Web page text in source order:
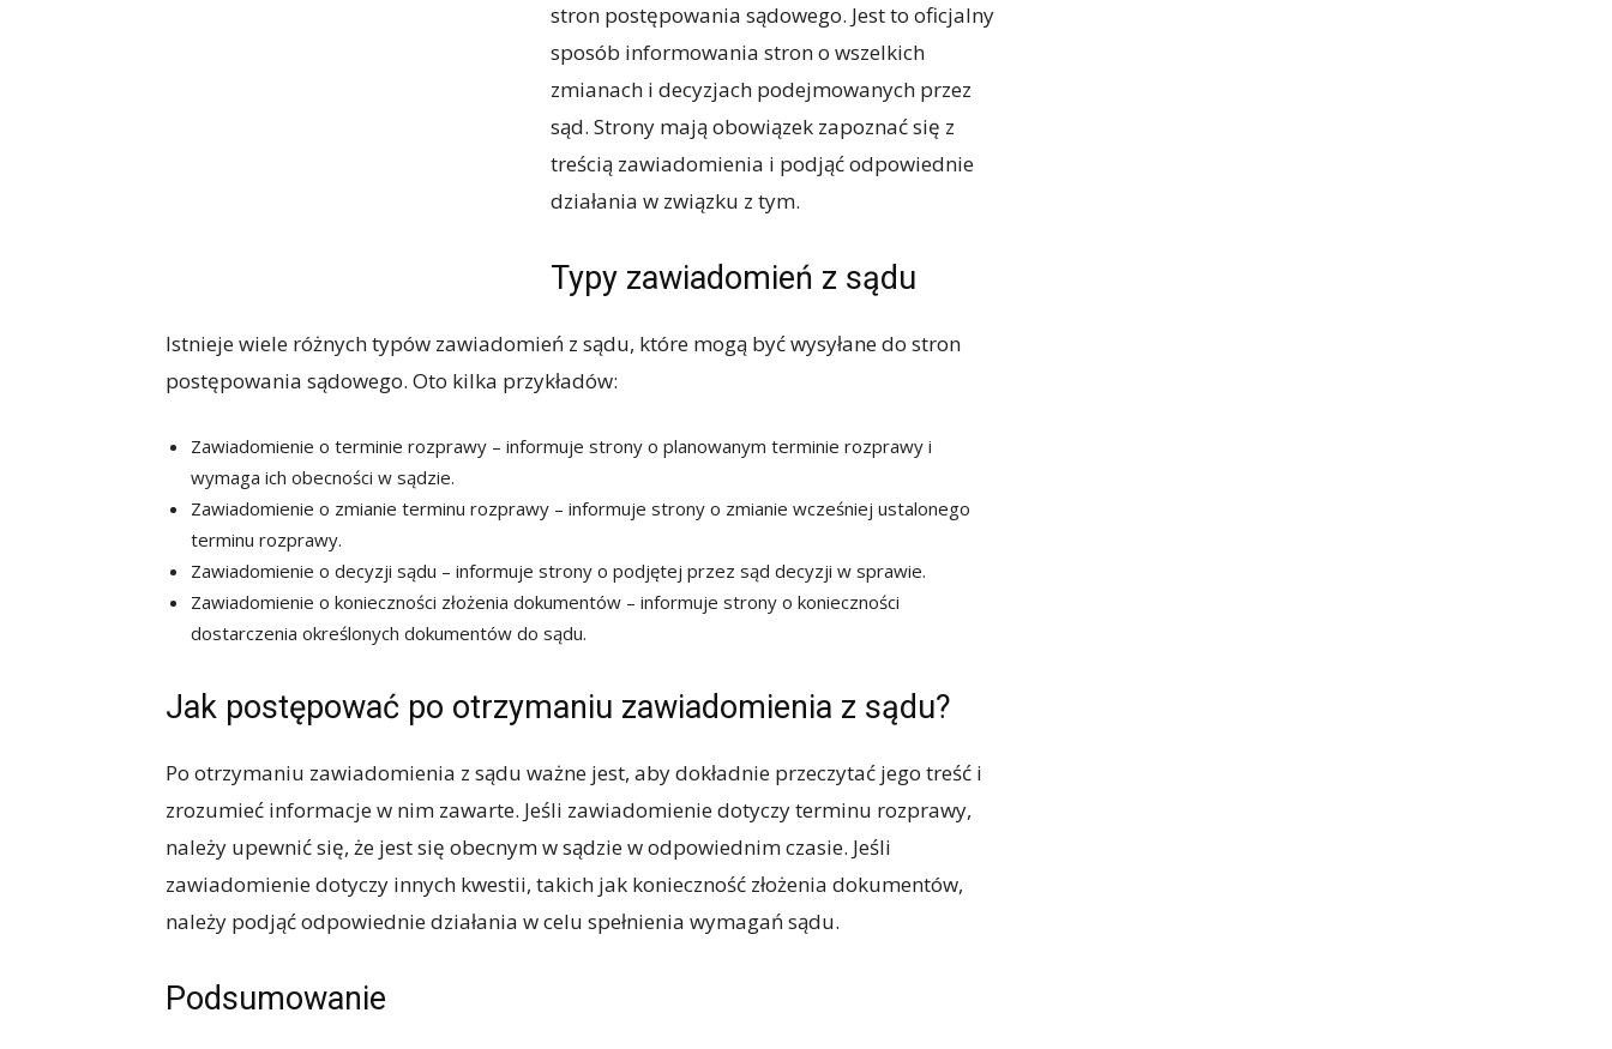
stron postępowania sądowego. Jest to oficjalny
sposób informowania stron o wszelkich
zmianach i decyzjach podejmowanych przez
sąd. Strony mają obowiązek zapoznać się z
treścią zawiadomienia i podjąć odpowiednie
działania w związku z tym.
Typy zawiadomień z sądu
Istnieje wiele różnych typów zawiadomień z sądu, które mogą być wysyłane do stron
postępowania sądowego. Oto kilka przykładów:
Zawiadomienie o terminie rozprawy – informuje strony o planowanym terminie rozprawy i
wymaga ich obecności w sądzie.
Zawiadomienie o zmianie terminu rozprawy – informuje strony o zmianie wcześniej ustalonego
terminu rozprawy.
Zawiadomienie o decyzji sądu – informuje strony o podjętej przez sąd decyzji w sprawie.
Zawiadomienie o konieczności złożenia dokumentów – informuje strony o konieczności
dostarczenia określonych dokumentów do sądu.
Jak postępować po otrzymaniu zawiadomienia z sądu?
Po otrzymaniu zawiadomienia z sądu ważne jest, aby dokładnie przeczytać jego treść i
zrozumieć informacje w nim zawarte. Jeśli zawiadomienie dotyczy terminu rozprawy,
należy upewnić się, że jest się obecnym w sądzie w odpowiednim czasie. Jeśli
zawiadomienie dotyczy innych kwestii, takich jak konieczność złożenia dokumentów,
należy podjąć odpowiednie działania w celu spełnienia wymagań sądu.
Podsumowanie